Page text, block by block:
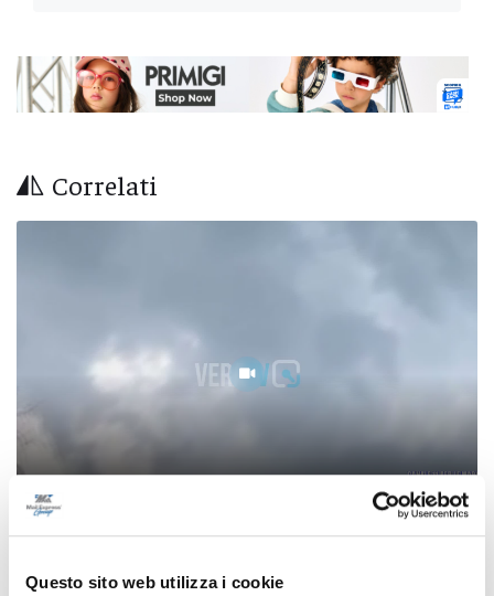
Questo sito web utilizza i cookie
Correlati
Poggio di Bretta, residente colto da infarto